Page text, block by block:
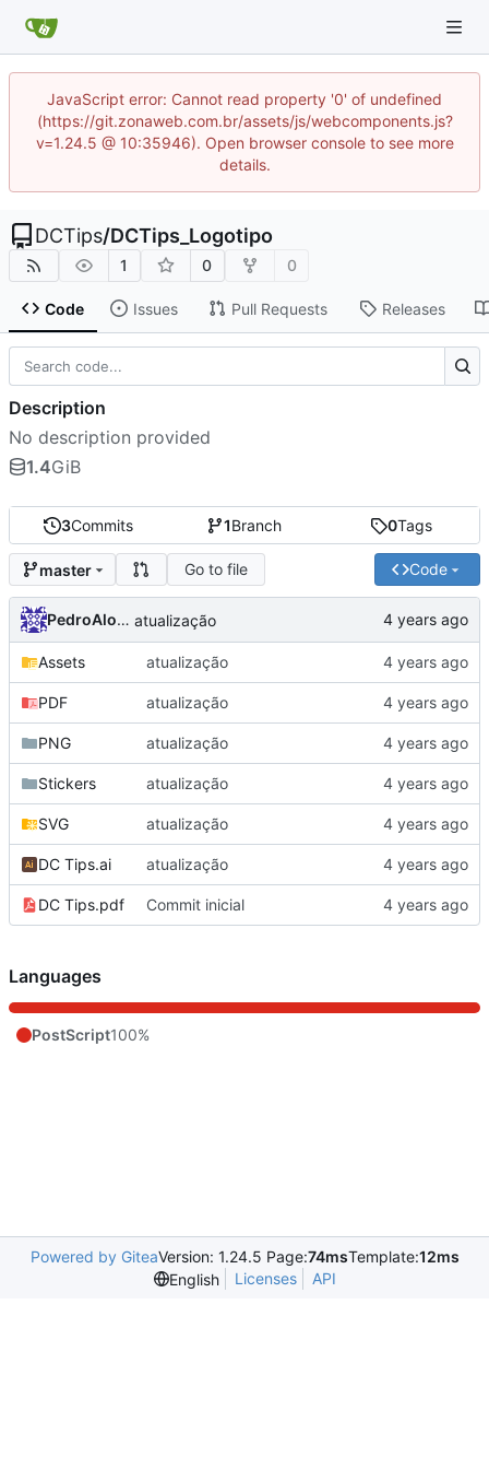
JavaScript error: Cannot read property '0' of undefined
(https://git.zonaweb.com.br/assets/js/webcomponents.js?
v=1.24.5 @ 10:35946). Open browser console to see more
details.
DCTips/DCTips_Logotipo
1 0 0
Code Issues Pull Requests Releases
3Commits 1Branch 0Tags
master Go to file Code
PedroAlonso atualização
Assets atualização
PDF atualização
PNG atualização
Stickers atualização
SVG atualização
DC Tips.ai atualização
DC Tips.pdf Commit inicial
Description
No description provided
1.4GiB
Languages
PostScript100%
Powered by GiteaVersion: 1.24.5 Page:74msTemplate:12ms
English
Licenses API